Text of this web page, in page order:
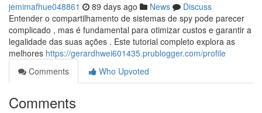
jemimafhue048861 89 days ago News
Discuss
Entender o compartilhamento de sistemas de spy pode parecer
complicado , mas é fundamental para otimizar custos e garantir a
legalidade das suas ações . Este tutorial completo explora as
melhores https://gerardhwei601435.prublogger.com/profile
Comments
Who Upvoted
Comments